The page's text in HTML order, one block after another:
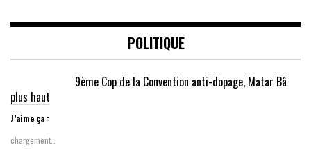
POLITIQUE
9ème Cop de la Convention anti-dopage, Matar Bâ
plus haut
J’aime ça :
chargement…